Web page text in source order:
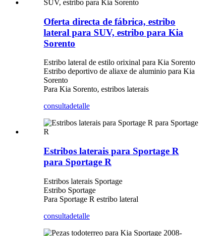
Oferta directa de fábrica, estribo
lateral para SUV, estribo para Kia
Sorento
Estribo lateral de estilo orixinal para Kia Sorento
Estribo deportivo de aliaxe de aluminio para Kia
Sorento
Para Kia Sorento, estribos laterais
consultadetalle
Estribos laterais para Sportage R
para Sportage R
Estribos laterais Sportage
Estribo Sportage
Para Sportage R estribo lateral
consultadetalle